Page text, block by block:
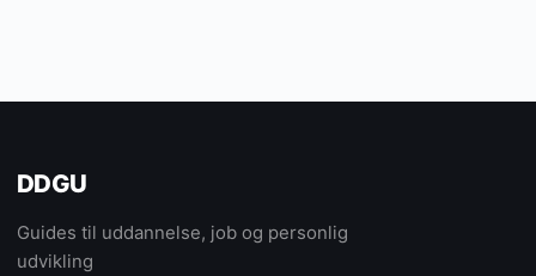
DDGU
Guides til uddannelse, job og personlig
udvikling